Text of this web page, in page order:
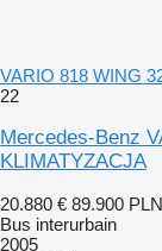
VARIO 818 WING
22
Mercedes-Benz
KLIMATYZACJA
20.880 € 89.900 PLN
Bus interurbain
2005